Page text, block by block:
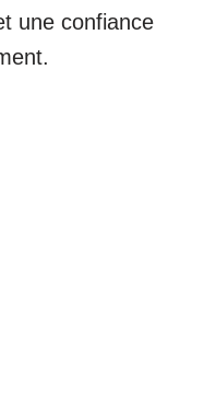
une confiance